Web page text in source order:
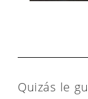
Quizás le